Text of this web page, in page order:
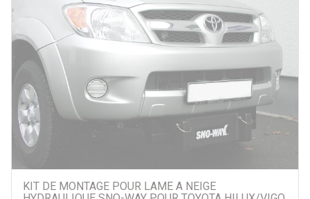
KIT DE MONTAGE POUR LAME A NEIGE